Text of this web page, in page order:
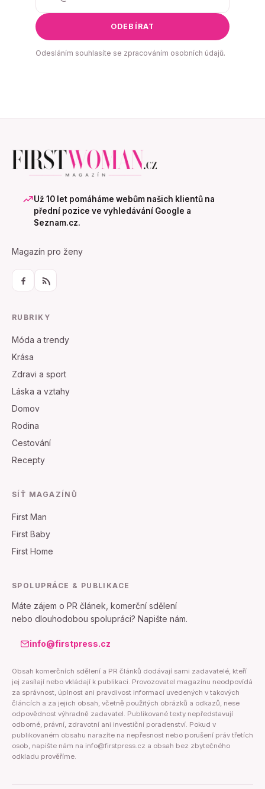
ODEBÍRAT
Odesláním souhlasíte se zpracováním osobních údajů.
Už 10 let pomáháme webům našich klientů na
přední pozice ve vyhledávání Google a
Seznam.cz.
Magazín pro ženy
RUBRIKY
Móda a trendy
Krása
Zdravi a sport
Láska a vztahy
Domov
Rodina
Cestování
Recepty
SÍŤ MAGAZÍNŮ
First Man
First Baby
First Home
SPOLUPRÁCE & PUBLIKACE
Máte zájem o PR článek, komerční sdělení
nebo dlouhodobou spolupráci? Napište nám.
info@firstpress.cz
Obsah komerčních sdělení a PR článků dodávají sami zadavatelé, kteří
jej zasílají nebo vkládají k publikaci. Provozovatel magazínu neodpovídá
za správnost, úplnost ani pravdivost informací uvedených v takových
článcích a za jejich obsah, včetně použitých obrázků a odkazů, nese
odpovědnost výhradně zadavatel. Publikované texty nepředstavují
odborné, právní, zdravotní ani investiční poradenství. Pokud v
publikovaném obsahu narazíte na nepřesnost nebo porušení práv třetích
osob, napište nám na info@firstpress.cz a obsah bez zbytečného
odkladu prověříme.